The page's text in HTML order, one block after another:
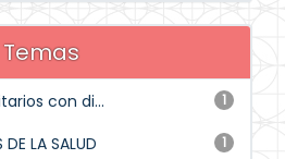
Temas
1
con di...
1
LA SALUD